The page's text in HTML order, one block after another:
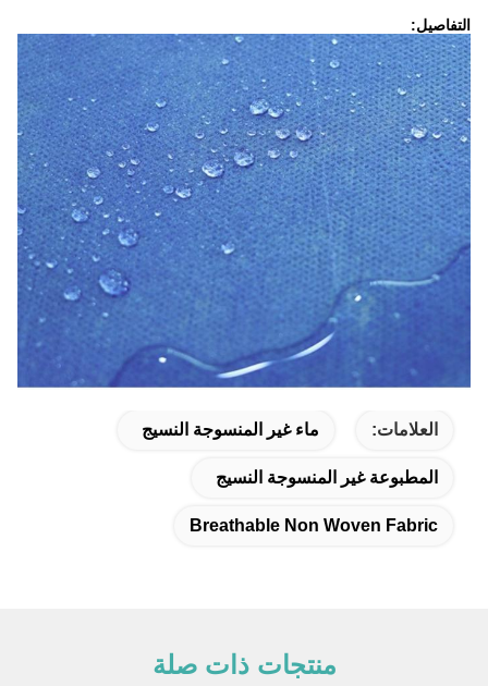
التفاصيل:
العلامات: ماء غير المنسوجة النسيج
المطبوعة غير المنسوجة النسيج
Breathable Non Woven Fabric
منتجات ذات صلة